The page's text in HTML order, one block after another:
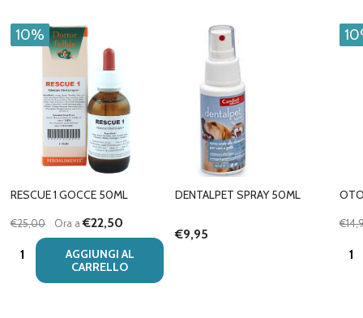
10%
RESCUE 1 GOCCE 50ML
€25,00 Ora a€22,50
Quantità:
AGGIUNGI AL
CARRELLO
DENTALPET SPRAY 50ML
€9,95